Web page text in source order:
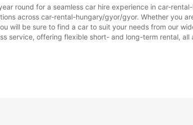
round for a seamless car hire experience in car-
across car-rental-hungary/gyor/gyor. Whether you
will be sure to find a car to suit your needs from our
service, offering flexible short- and long-term rental,